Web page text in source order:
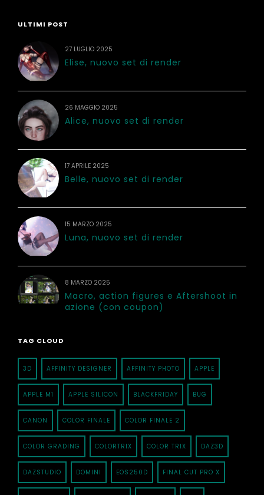
ULTIMI POST
27 LUGLIO 2025
Elise, nuovo set di render
26 MAGGIO 2025
Alice, nuovo set di render
17 APRILE 2025
Belle, nuovo set di render
15 MARZO 2025
Luna, nuovo set di render
8 MARZO 2025
Macro, action figures e Aftershoot in
azione (con coupon)
TAG CLOUD
3D AFFINITY DESIGNER AFFINITY PHOTO APPLE
APPLE M1 APPLE SILICON BLACKFRIDAY BUG
CANON COLOR FINALE COLOR FINALE 2
COLOR GRADING COLORTRIX COLOR TRIX DAZ3D
DAZSTUDIO DOMINI EOS250D FINAL CUT PRO X